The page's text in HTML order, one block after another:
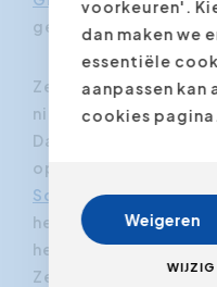
gemotiveerd.
Ze volgen uit vrije
niet omdat het een
Dat ligt wel eens
opleidingen (
Schriftelijke
het belangrijk om
hebben.
Zeker weten.
voorkeuren'.
dan maken we
essentiële
aanpassen kan
cookies
Weigeren